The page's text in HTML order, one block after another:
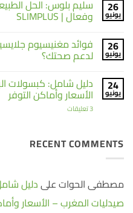
دليلك
الكامل
للطاقة،
التعب
تعليقات
على
الدليل
الغذائية
بالمغرب:
تجنب
شائعاً
لتحقيق
أقصى
استفادة
26
يونيو
سليم بلوس: الحل
وفعال | SLIMPLUS
تعليقات
على
سليم
الطبيعي
لفقدان
الوزن
بشكل
صحي
SLIMPLUS
26
يونيو
فوائد مغنيسيوم
لدعم صحتك؟
تعليقات
على
فوائد
مغنيسيوم
جلايسينات:
الشكل
الأفضل
24
يونيو
دليل شامل: كبسولات
الأسعار وأماكن التوفر
3 تعليقات على
البروبوليس
في
الأسعار
وأماكن
RECENT COMMENTS
مصطفى الحواتعلىدليل
صيدليات المغرب – الأسعار